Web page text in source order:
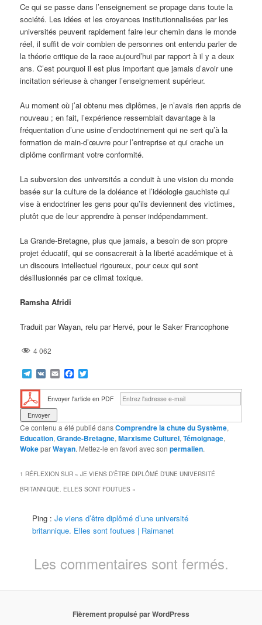
Ce qui se passe dans l’enseignement se propage dans toute la
société. Les idées et les croyances institutionnalisées par les
universités peuvent rapidement faire leur chemin dans le monde
réel, il suffit de voir combien de personnes ont entendu parler de
la théorie critique de la race aujourd’hui par rapport à il y a deux
ans. C’est pourquoi il est plus important que jamais d’avoir une
incitation sérieuse à changer l’enseignement supérieur.
Au moment où j’ai obtenu mes diplômes, je n’avais rien appris de
nouveau ; en fait, l’expérience ressemblait davantage à la
fréquentation d’une usine d’endoctrinement qui ne sert qu’à la
formation de main-d’œuvre pour l’entreprise et qui crache un
diplôme confirmant votre conformité.
La subversion des universités a conduit à une vision du monde
basée sur la culture de la doléance et l’idéologie gauchiste qui
vise à endoctriner les gens pour qu’ils deviennent des victimes,
plutôt que de leur apprendre à penser indépendamment.
La Grande-Bretagne, plus que jamais, a besoin de son propre
projet éducatif, qui se consacrerait à la liberté académique et à
un discours intellectuel rigoureux, pour ceux qui sont
désillusionnés par ce climat toxique.
Ramsha Afridi
Traduit par Wayan, relu par Hervé, pour le Saker Francophone
4 062
Telegram
VK EmailFacebook
Envoyer l'article en PDF
Ce contenu a été publié dansComprendre la chute du Système,
Education,Grande-Bretagne,Marxisme Culturel,Témoignage,
WokeparWayan. Mettez-le en favori avec sonpermalien.
1 RÉFLEXION SUR «JE VIENS D’ÊTRE DIPLÔMÉ D’UNE UNIVERSITÉ
BRITANNIQUE. ELLES SONT FOUTUES »
Ping :Je viens d’être diplômé d’une université
britannique. Elles sont foutues | Raimanet
Les commentaires sont fermés.
Fièrement propulsé par WordPress